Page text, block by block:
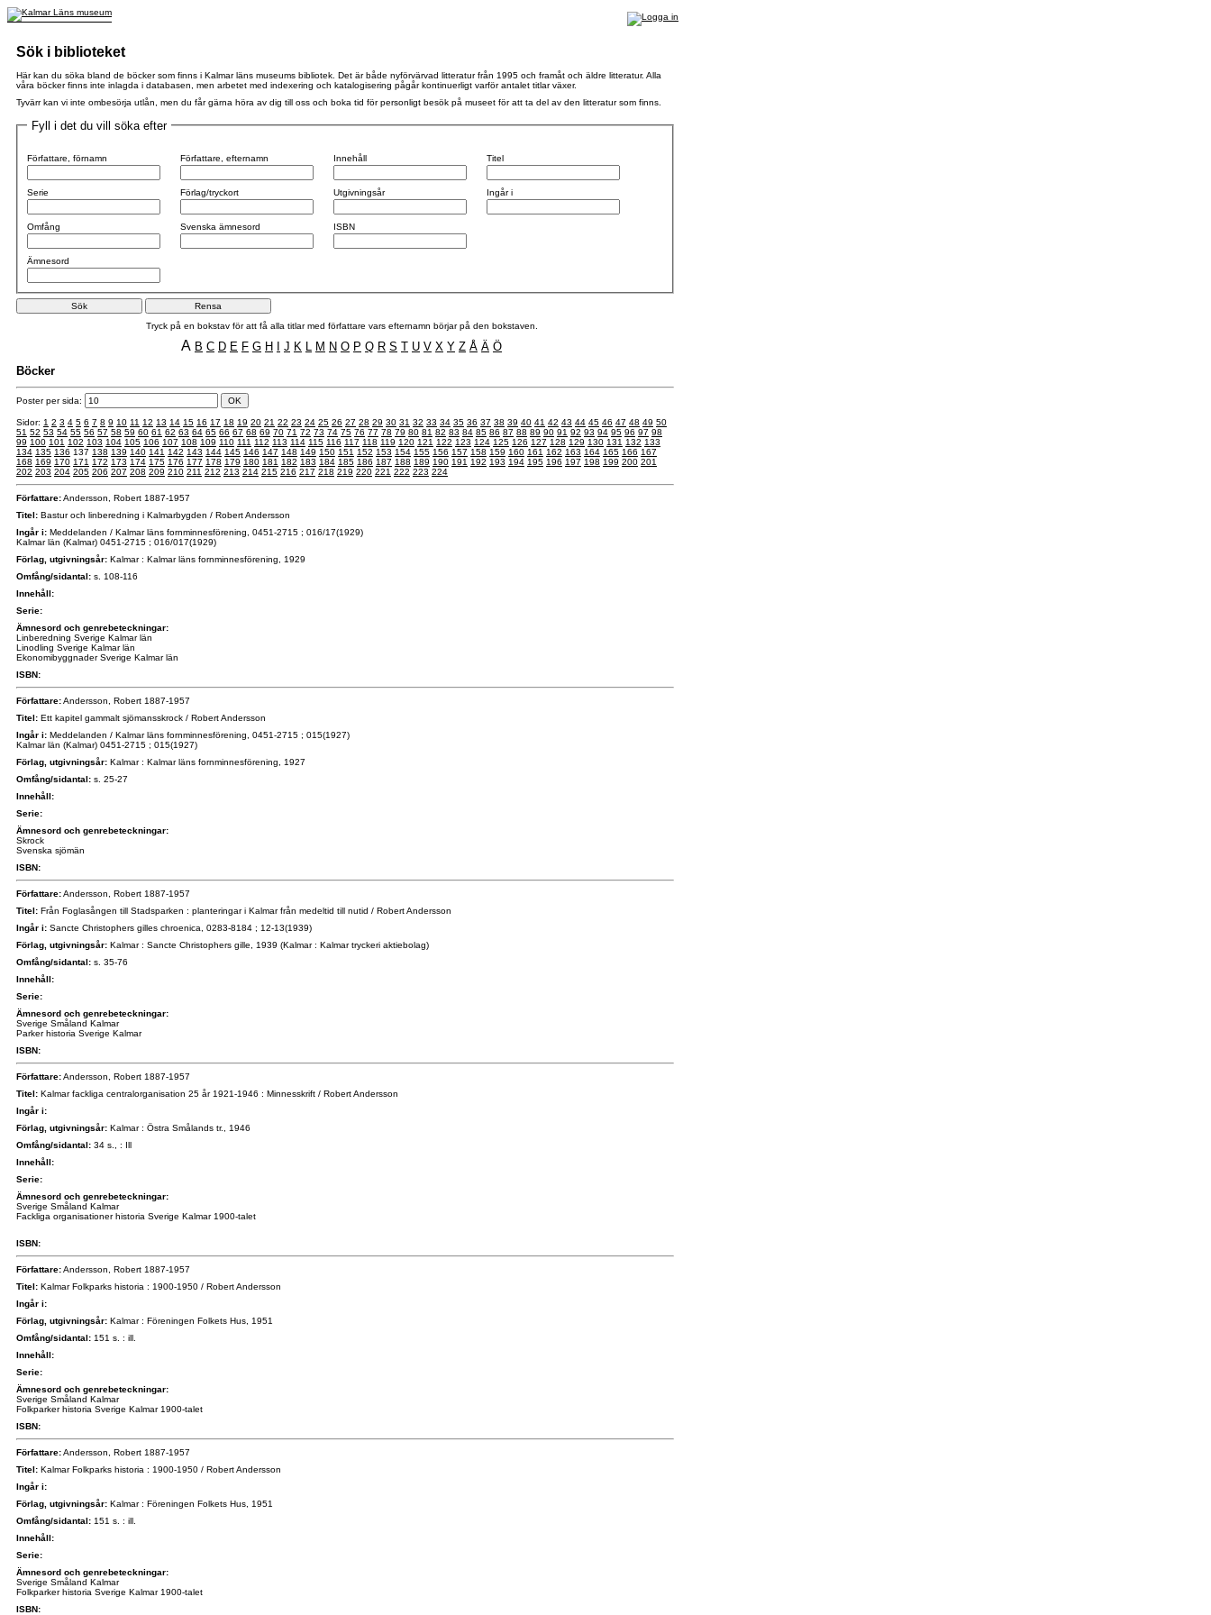
Sök i biblioteket
Här kan du söka bland de böcker som finns i Kalmar läns museums bibliotek. Det är både nyförvärvad litteratur från 1995 och framåt och äldre litteratur. Alla
våra böcker finns inte inlagda i databasen, men arbetet med indexering och katalogisering pågår kontinuerligt varför antalet titlar växer.
Tyvärr kan vi inte ombesörja utlån, men du får gärna höra av dig till oss och boka tid för personligt besök på museet för att ta del av den litteratur som finns.
Fyll i det du vill söka efter
Författare, förnamn
Serie
Omfång
Ämnesord
Författare, efternamn
Förlag/tryckort
Svenska ämnesord
Innehåll
Utgivningsår
ISBN
Titel
Ingår i
Tryck på en bokstav för att få alla titlar med författare vars efternamn börjar på den bokstaven.
A B C D E F G H I J K L M N O P Q R S T U V X Y Z Å Ä Ö
Böcker
Poster per sida:
Sidor: 1 2 3 4 5 6 7 8 9 10 11 12 13 14 15 16 17 18 19 20 21 22 23 24 25 26 27 28 29 30 31 32 33 34 35 36 37 38 39 40 41 42 43 44 45 46 47 48 49 50
51 52 53 54 55 56 57 58 59 60 61 62 63 64 65 66 67 68 69 70 71 72 73 74 75 76 77 78 79 80 81 82 83 84 85 86 87 88 89 90 91 92 93 94 95 96 97 98
99 100 101 102 103 104 105 106 107 108 109 110 111 112 113 114 115 116 117 118 119 120 121 122 123 124 125 126 127 128 129 130 131 132 133
134 135 136 137 138 139 140 141 142 143 144 145 146 147 148 149 150 151 152 153 154 155 156 157 158 159 160 161 162 163 164 165 166 167
168 169 170 171 172 173 174 175 176 177 178 179 180 181 182 183 184 185 186 187 188 189 190 191 192 193 194 195 196 197 198 199 200 201
202 203 204 205 206 207 208 209 210 211 212 213 214 215 216 217 218 219 220 221 222 223 224
Författare:Andersson, Robert 1887-1957
Titel: Bastur och linberedning i Kalmarbygden / Robert Andersson
Ingår i: Meddelanden / Kalmar läns fornminnesförening, 0451-2715 ; 016/17(1929)
Kalmar län (Kalmar) 0451-2715 ; 016/017(1929)
Förlag, utgivningsår: Kalmar : Kalmar läns fornminnesförening, 1929
Omfång/sidantal: s. 108-116
Innehåll:
Serie:
Ämnesord och genrebeteckningar:
Linberedning Sverige Kalmar län
Linodling Sverige Kalmar län
Ekonomibyggnader Sverige Kalmar län
ISBN:
Författare:Andersson, Robert 1887-1957
Titel: Ett kapitel gammalt sjömansskrock / Robert Andersson
Ingår i: Meddelanden / Kalmar läns fornminnesförening, 0451-2715 ; 015(1927)
Kalmar län (Kalmar) 0451-2715 ; 015(1927)
Förlag, utgivningsår: Kalmar : Kalmar läns fornminnesförening, 1927
Omfång/sidantal: s. 25-27
Innehåll:
Serie:
Ämnesord och genrebeteckningar:
Skrock
Svenska sjömän
ISBN:
Författare:Andersson, Robert 1887-1957
Titel: Från Foglasången till Stadsparken : planteringar i Kalmar från medeltid till nutid / Robert Andersson
Ingår i: Sancte Christophers gilles chroenica, 0283-8184 ; 12-13(1939)
Förlag, utgivningsår: Kalmar : Sancte Christophers gille, 1939 (Kalmar : Kalmar tryckeri aktiebolag)
Omfång/sidantal: s. 35-76
Innehåll:
Serie:
Ämnesord och genrebeteckningar:
Sverige Småland Kalmar
Parker historia Sverige Kalmar
ISBN:
Författare:Andersson, Robert 1887-1957
Titel: Kalmar fackliga centralorganisation 25 år 1921-1946 : Minnesskrift / Robert Andersson
Ingår i:
Förlag, utgivningsår: Kalmar : Östra Smålands tr., 1946
Omfång/sidantal: 34 s., : Ill
Innehåll:
Serie:
Ämnesord och genrebeteckningar:
Sverige Småland Kalmar
Fackliga organisationer historia Sverige Kalmar 1900-talet
ISBN:
Författare:Andersson, Robert 1887-1957
Titel: Kalmar Folkparks historia : 1900-1950 / Robert Andersson
Ingår i:
Förlag, utgivningsår: Kalmar : Föreningen Folkets Hus, 1951
Omfång/sidantal: 151 s. : ill.
Innehåll:
Serie:
Ämnesord och genrebeteckningar:
Sverige Småland Kalmar
Folkparker historia Sverige Kalmar 1900-talet
ISBN:
Författare:Andersson, Robert 1887-1957
Titel: Kalmar Folkparks historia : 1900-1950 / Robert Andersson
Ingår i:
Förlag, utgivningsår: Kalmar : Föreningen Folkets Hus, 1951
Omfång/sidantal: 151 s. : ill.
Innehåll:
Serie:
Ämnesord och genrebeteckningar:
Sverige Småland Kalmar
Folkparker historia Sverige Kalmar 1900-talet
ISBN: